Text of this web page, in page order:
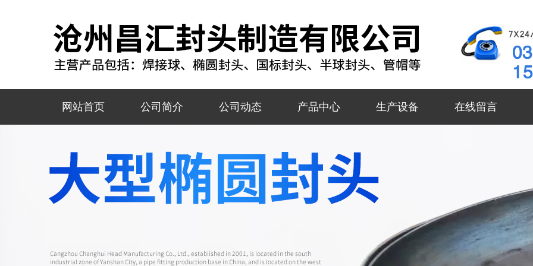
网站首页 公司简介 公司动态 产品中心 生产设备 在线留言